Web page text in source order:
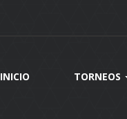
INICIO TORNEOS